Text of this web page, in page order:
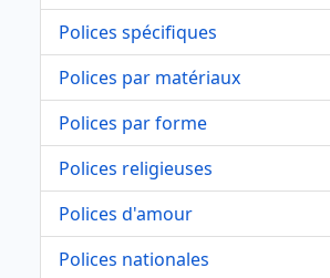
Polices spécifiques
Polices par matériaux
Polices par forme
Polices religieuses
Polices d'amour
Polices nationales